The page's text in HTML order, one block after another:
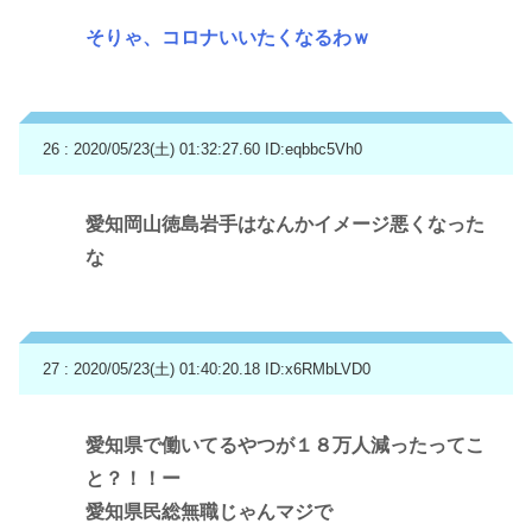
そりゃ、コロナいいたくなるわｗ
26 : 2020/05/23(土) 01:32:27.60 ID:eqbbc5Vh0
愛知岡山徳島岩手はなんかイメージ悪くなった
な
27 : 2020/05/23(土) 01:40:20.18 ID:x6RMbLVD0
愛知県で働いてるやつが１８万人減ったってこ
と？！！ー
愛知県民総無職じゃんマジで